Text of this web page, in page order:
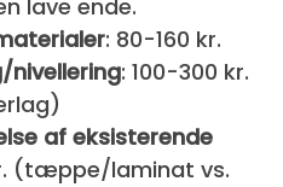
lave ende.
: 80-160 kr.
nivellering: 100-300 kr.
af eksisterende
(tæppe/laminat vs.